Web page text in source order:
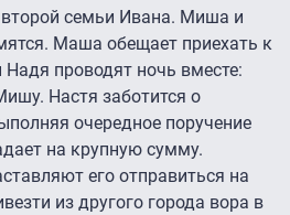
семьи Ивана. Миша и
Маша обещает приехать к
проводят ночь вместе:
Настя заботится о
очередное поручение
на крупную сумму.
его отправиться на
из другого города вора в